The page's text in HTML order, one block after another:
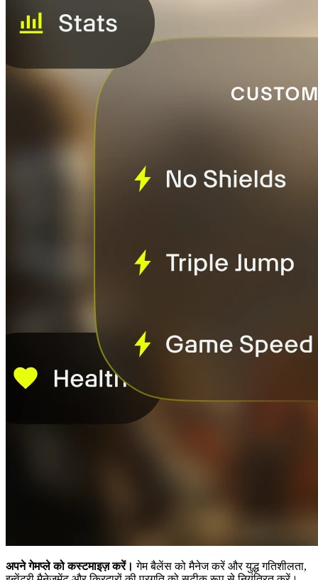
अपने गेमप्ले को कस्टमाइज़ करें। गेम बैलेंस को मैनेज करें और युद्ध गतिशीलता,